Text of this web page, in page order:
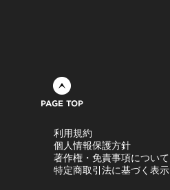
利用規約
個人情報保護方針
著作権・免責事項について
特定商取引法に基づく表示